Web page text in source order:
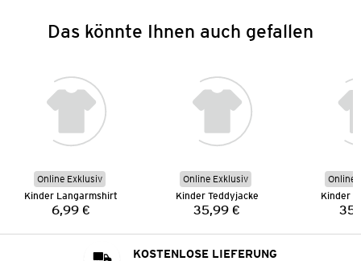
Das könnte Ihnen auch gefallen
Online Exklusiv
Kinder Langarmshirt
Preis:
6,99 €
Online Exklusiv
Kinder Teddyjacke
Preis:
35,99 €
Online
Kinder
KOSTENLOSE LIEFERUNG